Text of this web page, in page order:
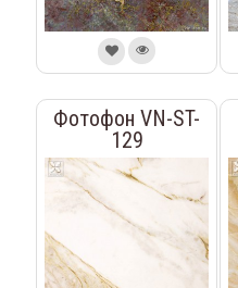
Фотофон VN-ST-
129